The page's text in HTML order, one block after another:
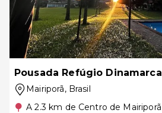
Pousada Refúgio Dinamarca
Mairiporã, Brasil
A 2.3 km de Centro de Mairiporã